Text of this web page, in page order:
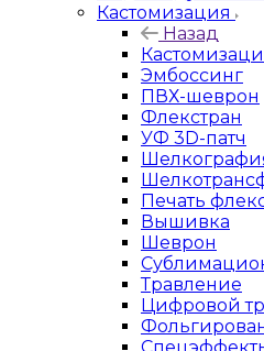
Кастомизация
Назад
Эмбоссинг
ПВХ-шеврон
Флекстран
УФ 3D-патч
Печать
Вышивка
Шеврон
Травление
Цифровой